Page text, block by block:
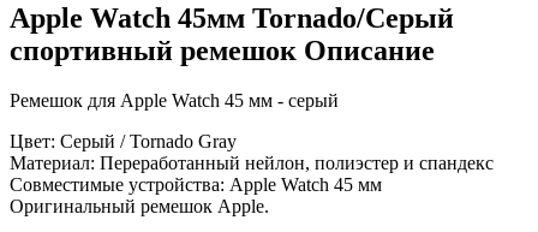
Apple Watch 45мм Tornado/Серый
спортивный ремешок Описание
Ремешок для Apple Watch 45 мм - серый
Цвет: Серый / Tornado Gray
Материал: Переработанный нейлон, полиэстер и спандекс
Совместимые устройства: Apple Watch 45 мм
Оригинальный ремешок Apple.